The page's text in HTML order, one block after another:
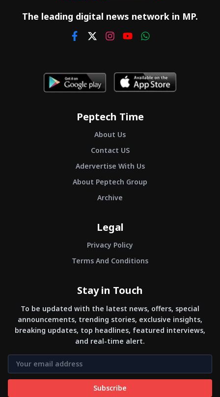
The leading digital news network in MP.
Peptech Time
About Us
Contact US
Adervertise With Us
About Peptech Group
Archive
Legal
Privacy Policy
Terms And Conditions
Stay in Touch
To be updated with the latest news, offers, special
announcements, trending stories, exclusive insights,
breaking updates, top headlines, featured interviews,
and real-time alert.
Subscribe